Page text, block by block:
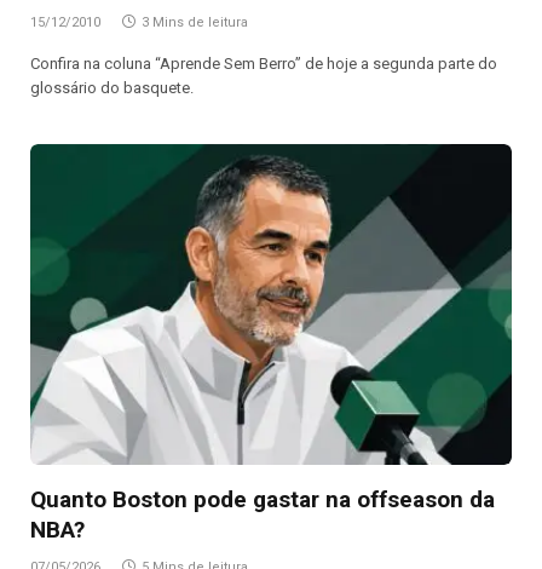
15/12/2010 3 Mins de leitura
Confira na coluna “Aprende Sem Berro” de hoje a segunda parte do
glossário do basquete.
Quanto Boston pode gastar na offseason da
NBA?